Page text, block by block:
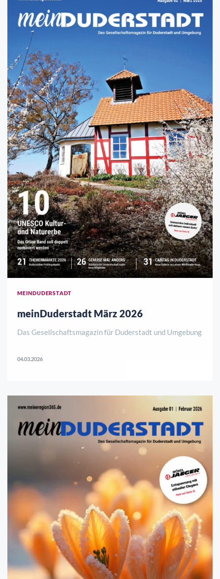
MEINDUDERSTADT
meinDuderstadt März 2026
Das Gesellschaftsmagazin für Duderstadt und Umgebung
04.03.2026